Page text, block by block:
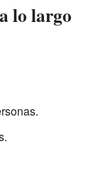
lo largo